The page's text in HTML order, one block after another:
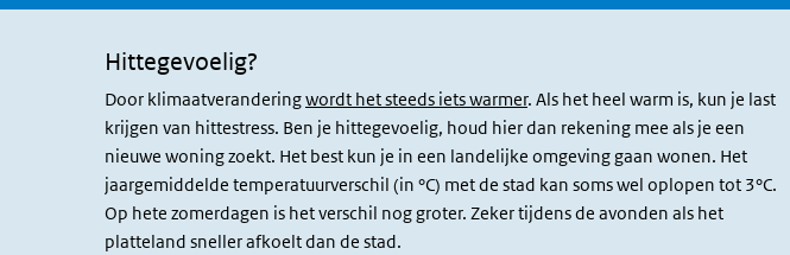
Hittegevoelig?
Door klimaatveranderingwordt het steeds iets warmer. Als het heel warm is, kun je last
krijgen van hittestress. Ben je hittegevoelig, houd hier dan rekening mee als je een
nieuwe woning zoekt. Het best kun je in een landelijke omgeving gaan wonen. Het
jaargemiddelde temperatuurverschil (in °C) met de stad kan soms wel oplopen tot 3°C.
Op hete zomerdagen is het verschil nog groter. Zeker tijdens de avonden als het
platteland sneller afkoelt dan de stad.